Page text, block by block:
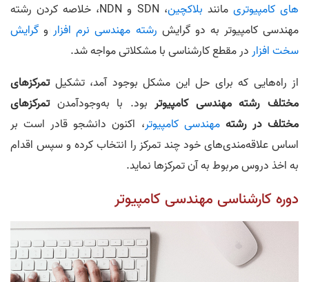
های کامپیوتری مانند بلاکچین
، SDN و NDN، خلاصه کردن رشته
مهندسی کامپیوتر به دو گرایش رشته مهندسی نرم افزارو گرایش
سخت افزاردر مقطع کارشناسی با مشکلاتی مواجه شد.
از راه‌هایی که برای حل این مشکل بوجود آمد، تشکیلتمرکز‌های
مختلف رشته مهندسی کامپیوتربود. با به‌وجودآمدنتمرکز‌های
مختلف در رشتهمهندسی کامپیوتر، اکنون دانشجو قادر است بر
اساس علاقه‌مندی‌های خود چند تمرکز را انتخاب کرده و سپس اقدام
به اخذ دروس مربوط به آن تمرکزها نماید.
دوره کارشناسی مهندسی کامپیوتر